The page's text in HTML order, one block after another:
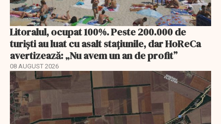
Litoralul, ocupat 100%. Peste 200.000 de
turiști au luat cu asalt stațiunile, dar HoReCa
avertizează: „Nu avem un an de profit”
08 AUGUST 2026